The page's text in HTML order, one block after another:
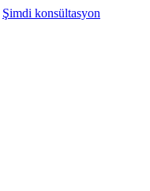
Şimdi konsültasyon